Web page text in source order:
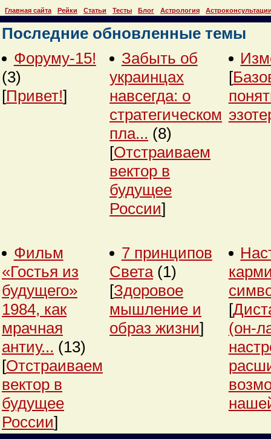
Главная сайта Рейки Статьи Тесты Блог Астрология
Последние обновленные темы
Форуму-15!
(3)
[Привет!]
Забыть об
украинцах
навсегда: о
стратегическом
пла... (8)
[Отстраиваем
вектор в
будущее
России]
[
Фильм
«Гостья из
будущего»
1984, как
мрачная
антиу... (13)
[Отстраиваем
вектор в
будущее
России]
7 принципов
Света (1)
[Здоровое
мышление и
образ жизни]
[
(он-